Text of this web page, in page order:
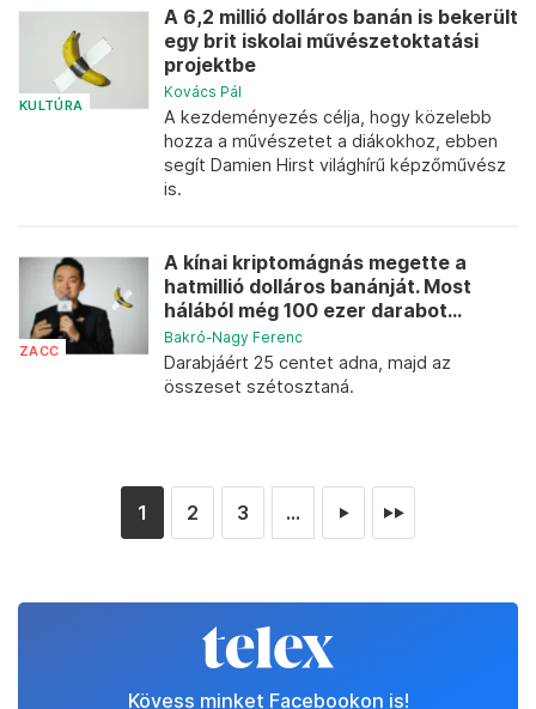
KULTÚRA
A 6,2 millió dolláros banán is bekerült
egy brit iskolai művészetoktatási
projektbe
Kovács Pál
A kezdeményezés célja, hogy közelebb
hozza a művészetet a diákokhoz, ebben
segít Damien Hirst világhírű képzőművész
is.
ZACC
A kínai kriptomágnás megette a
hatmillió dolláros banánját. Most
hálából még 100 ezer darabot...
Bakró-Nagy Ferenc
Darabjáért 25 centet adna, majd az
összeset szétosztaná.
1 2 3 ... ► ►►
Kövess minket Facebookon is!